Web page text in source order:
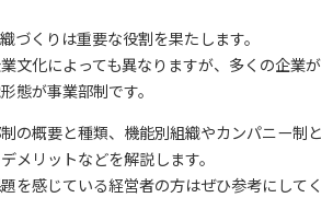
づくりは重要な役割を果たします。
文化によっても異なりますが、多くの企業が
態が事業部制です。
の概要と種類、機能別組織やカンパニー制と
メリットなどを解説します。
を感じている経営者の方はぜひ参考にしてく